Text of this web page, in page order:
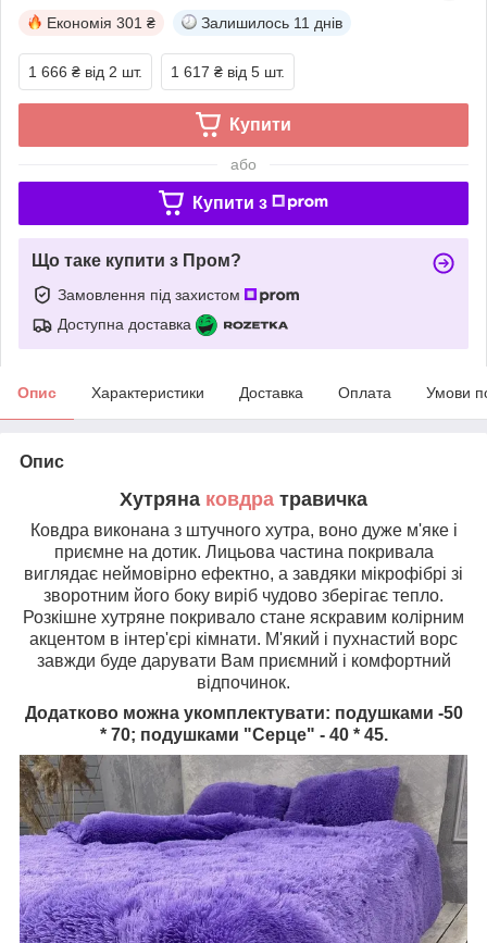
Економія 301 ₴ Залишилось 11 днів
1 666 ₴ від 2 шт. 1 617 ₴ від 5 шт.
Купити
або
Купити з
Що таке купити з Пром?
Замовлення під захистом
Доступна доставка
Опис Характеристики Доставка Оплата Умови
Опис
Хутряна ковдра травичка
Ковдра виконана з штучного хутра, воно дуже м'яке і
приємне на дотик. Лицьова частина покривала
виглядає неймовірно ефектно, а завдяки мікрофібрі зі
зворотним його боку виріб чудово зберігає тепло.
Розкішне хутряне покривало стане яскравим колірним
акцентом в інтер'єрі кімнати. М'який і пухнастий ворс
завжди буде дарувати Вам приємний і комфортний
відпочинок.
Додатково можна укомплектувати: подушками -50
* 70; подушками "Серце" - 40 * 45.